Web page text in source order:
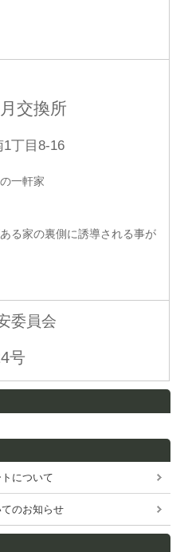
交換所
丁目8-16
一軒家
る家の裏側に誘導される事が
委員会
号
について
のお知らせ